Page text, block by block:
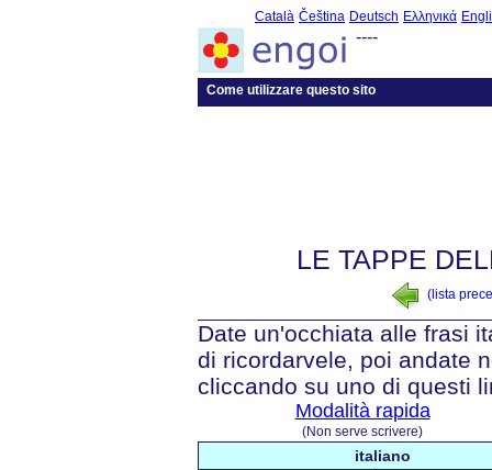
Català Čeština Deutsch Ελληνικά
----
Come utilizzare questo sito
LE TAPPE
(lista
Date un'occhiata alle frasi
di ricordarvele, poi andate
cliccando su uno di questi
Modalità rapida
(Non serve scrivere)
italiano